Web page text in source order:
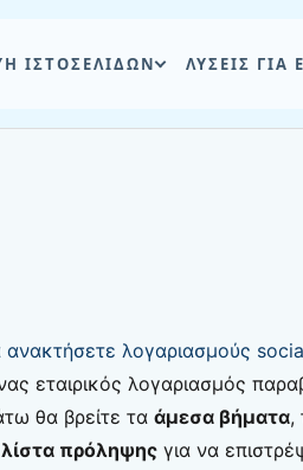
ΙΣΤΟΣΕΛΙΔΩΝ ΛΥΣΕΙΣ ΓΙΑ
λογαριασμούς
εταιρικός λογαριασμός
θα βρείτε τα άμεσα βήματα,
λίστα πρόληψηςγια να